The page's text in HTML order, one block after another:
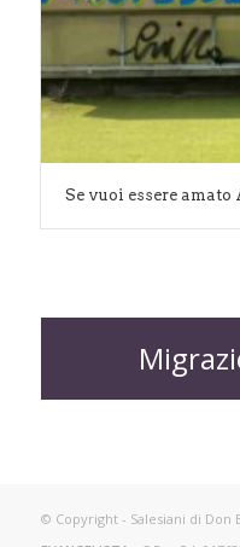
Se vuoi essere amato
© Copyright - Salesiani di Don